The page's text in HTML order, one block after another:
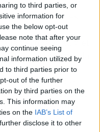
to third parties, or
information for
the below opt-out
note that after your
continue seeing
information utilized by
to third parties prior to
out of the further
by third parties on the
This information may
on the IAB’s List of
disclose it to other
y el
sigue siendo el
Los 'Red
de reventa muy
su marcha al
de Greenwood
inyección
de Old Trafford.